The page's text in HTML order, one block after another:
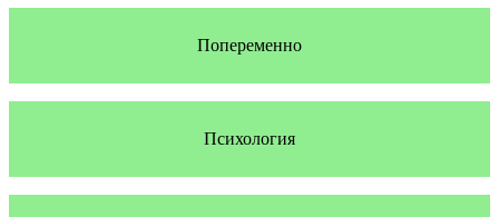
Попеременно
Психология